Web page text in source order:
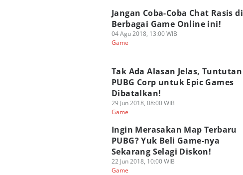
Jangan Coba-Coba Chat Rasis di
Berbagai Game Online ini!
04 Agu 2018, 13:00 WIB
Game
Tak Ada Alasan Jelas, Tuntutan
PUBG Corp untuk Epic Games
Dibatalkan!
29 Jun 2018, 08:00 WIB
Game
Ingin Merasakan Map Terbaru
PUBG? Yuk Beli Game-nya
Sekarang Selagi Diskon!
22 Jun 2018, 10:00 WIB
Game